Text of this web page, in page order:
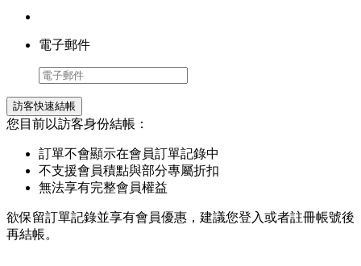
電子郵件
訪客快速結帳
您目前以訪客身份結帳：
訂單不會顯示在會員訂單記錄中
不支援會員積點與部分專屬折扣
無法享有完整會員權益
欲保留訂單記錄並享有會員優惠，建議您登入或者註冊帳號後
再結帳。